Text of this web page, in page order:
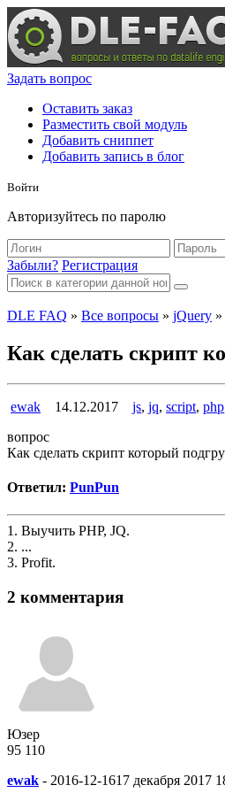
Задать вопрос
Оставить заказ
Разместить свой модуль
Добавить сниппет
Добавить запись в блог
Войти
Авторизуйтесь по паролю
Забыли? Регистрация
DLE FAQ » Все вопросы » jQuery
Как сделать скрипт
ewak 14.12.2017 js, jq, script, php
вопрос
Как сделать скрипт который
Ответил: PunPun
1. Выучить PHP, JQ.
2. ...
3. Profit.
2 комментария
Юзер
95 110
ewak - 2016-12-1617 декабря 2017